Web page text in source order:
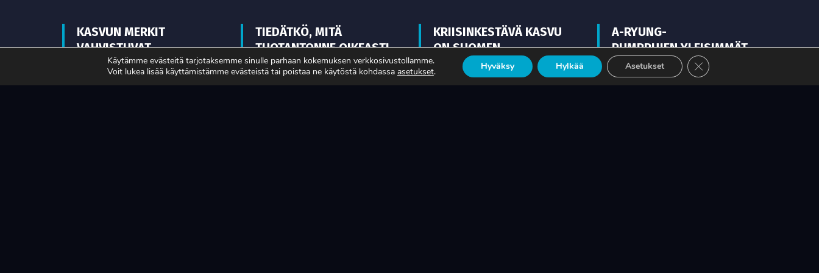
KASVUN MERKIT
VAHVISTUVAT
TIEDÄTKÖ, MITÄ
TUOTANTONNE OIKEASTI
MAKSAA?
KRIISINKESTÄVÄ KASVU
ON SUOMEN
TEOLLISUUDEN ELINEHTO
A-RYUNG-
PUMPPUJEN YLEISIMMÄT
VARAOSAT NYT SUORAAN
TEKUPITIN VARASTOSTA
Käytämme evästeitä tarjotaksemme sinulle parhaan kokemuksen verkkosivustollamme.
Voit lukea lisää käyttämistämme evästeistä tai poistaa ne käytöstä kohdassa asetukset. Hyväksy Hylkää Asetukset Sulje evästebanneri